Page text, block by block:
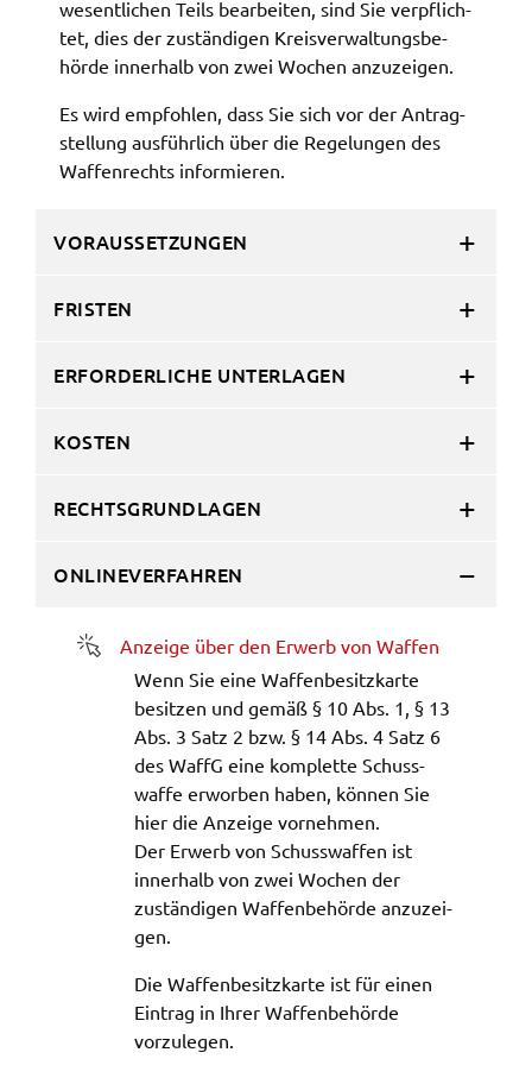
wesent­li­chen Teils bear­bei­ten, sind Sie verpflich­
tet, dies der zustän­di­gen Kreis­ver­wal­tungs­be­
hör­de inner­halb von zwei Wochen anzu­zei­gen.
Es wird empfoh­len, dass Sie sich vor der Antrag­
stel­lung ausführ­lich über die Rege­lun­gen des
Waffen­rechts infor­mie­ren.
VORAUSSETZUNGEN
FRISTEN
ERFORDERLICHE UNTERLAGEN
KOSTEN
RECHTSGRUNDLAGEN
ONLINEVERFAHREN
Anzei­ge über den Erwerb von Waffen
(öffnet in neuem Fens­ter)
Wenn Sie eine Waffen­be­sitz­kar­te
besit­zen und gemäß § 10 Abs. 1, § 13
Abs. 3 Satz 2 bzw. § 14 Abs. 4 Satz 6
des WaffG eine komplet­te Schuss­
waf­fe erwor­ben haben, können Sie
hier die Anzei­ge vorneh­men.
Der Erwerb von Schuss­waf­fen ist
inner­halb von zwei Wochen der
zustän­di­gen Waffen­be­hör­de anzu­zei­
gen.
Die Waffen­be­sitz­kar­te ist für einen
Eintrag in Ihrer Waffen­be­hör­de
vorzu­le­gen.
Zweck:
Speicherung Einwilligung Datenschutzhinweise
1 Jahr
Frontend Benutzer
fe_typo_user
Landratsamt Schweinfurt
Zweck:
Anonyme Klickzählung
Cookie Laufzeit:
Name:
Anbieter:
Landratsamt Schweinfurt
Zweck:
Kontrast und Schriftgröße
Cookie Laufzeit:
Session
EXTERNE MEDIEN
Wir weisen darauf hin, dass die Verarbeitung Ihrer
Daten bei Aktivierung dieser Auswahlaußerhalb
des Verantwortungsbereichs des Landratsamtes
Schweinfurt liegt und hierfür ausschließlich die
Datenschutzbestimmungen des Anbieters YouTube